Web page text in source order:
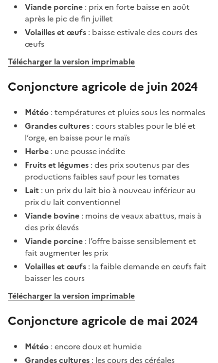
Viande porcine : prix en forte baisse en août
après le pic de fin juillet
Volailles et œufs : baisse estivale des cours des
œufs
Télécharger la version imprimable
Conjoncture agricole de juin 2024
Météo : températures et pluies sous les normales
Grandes cultures : cours stables pour le blé et
l’orge, en baisse pour le maïs
Herbe : une pousse inédite
Fruits et légumes : des prix soutenus par des
productions faibles sauf pour les tomates
Lait : un prix du lait bio à nouveau inférieur au
prix du lait conventionnel
Viande bovine : moins de veaux abattus, mais à
des prix élevés
Viande porcine : l’offre baisse sensiblement et
fait augmenter les prix
Volailles et œufs : la faible demande en œufs fait
baisser les cours
Télécharger la version imprimable
Conjoncture agricole de mai 2024
Météo : encore doux et humide
Grandes cultures : les cours des céréales